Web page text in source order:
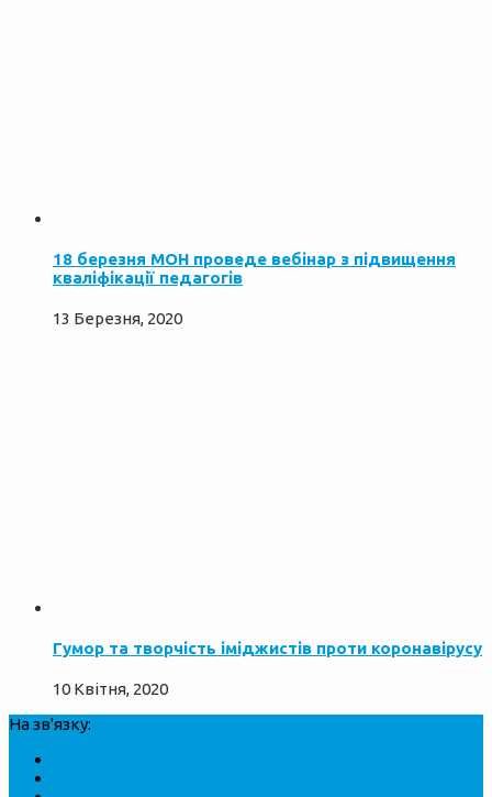
18 березня МОН проведе вебінар з підвищення
кваліфікації педагогів
13 Березня, 2020
Гумор та творчість іміджистів проти коронавірусу
10 Квітня, 2020
На зв'язку: